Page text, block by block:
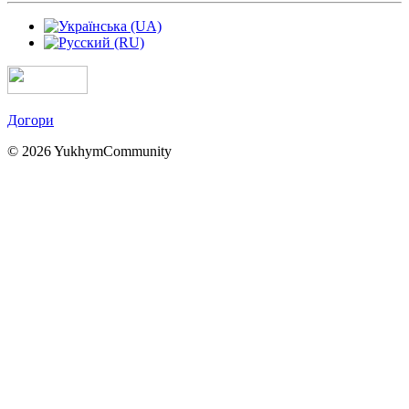
Догори
© 2026 YukhymCommunity